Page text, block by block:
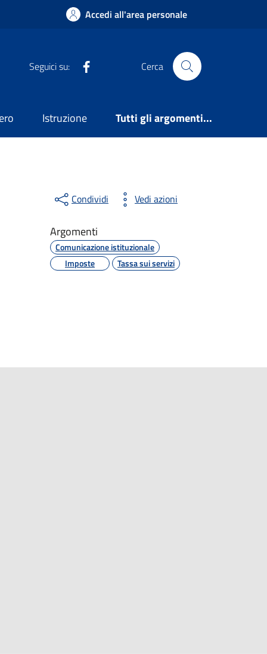
Accedi all'area personale
Seguici su: Cerca
Istruzione Tutti gli argomenti...
Condividi Vedi azioni
Argomenti
Comunicazione istituzionale
Imposte
Tassa sui servizi